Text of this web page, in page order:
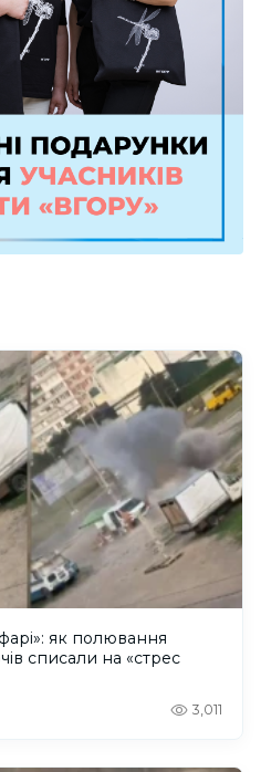
як полювання
списали на «стрес
3,011